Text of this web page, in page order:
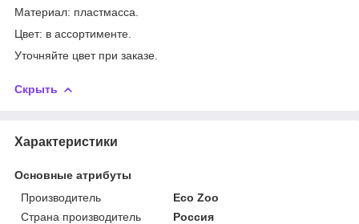
Материал: пластмасса.
Цвет: в ассортименте.
Уточняйте цвет при заказе.
Скрыть
Характеристики
Основные атрибуты
Производитель
Eco Zoo
Страна производитель
Россия